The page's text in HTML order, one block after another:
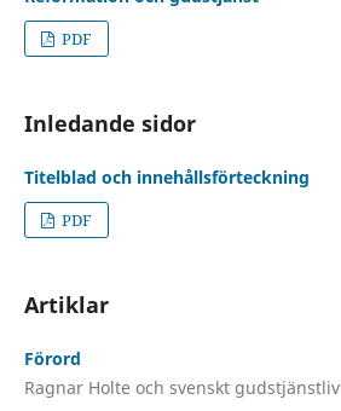
PDF
Inledande sidor
Titelblad och innehållsförteckning
PDF
Artiklar
Förord
Ragnar Holte och svenskt gudstjänstliv